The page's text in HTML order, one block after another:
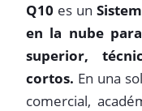
Q10 es un
en la nube
superior,
cortos. En una
comercial,